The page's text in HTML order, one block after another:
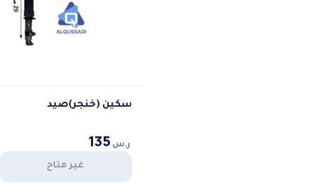
سكين (خنجر)صيد
ر.س 135
غير متاح